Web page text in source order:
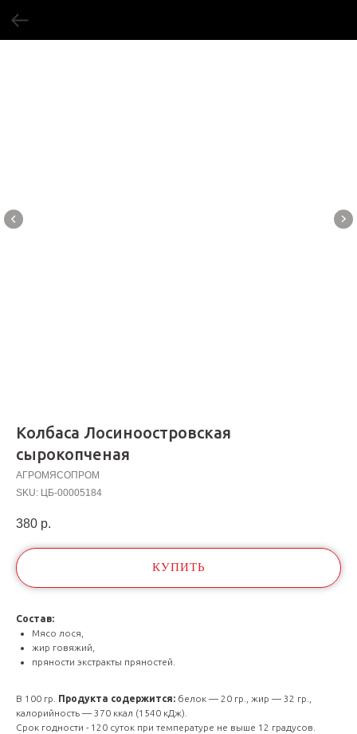
Колбаса Лосиноостровская
сырокопченая
АГРОМЯСОПРОМ
SKU: ЦБ-00005184
380 р.
КУПИТЬ
Состав:
Мясо лося,
жир говяжий,
пряности экстракты пряностей.
В 100 гр. Продукта содержится: белок — 20 гр., жир — 32 гр.,
калорийность — 370 ккал (1540 кДж).
Срок годности - 120 суток при температуре не выше 12 градусов.